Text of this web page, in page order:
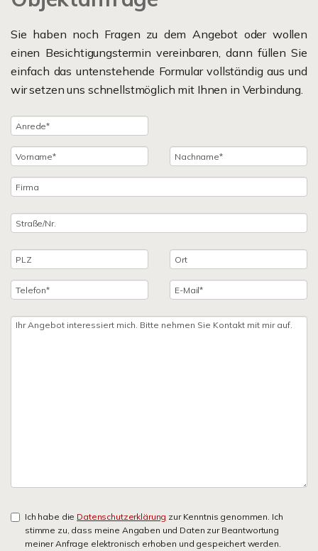
Sie haben noch Fragen zu dem Angebot oder wollen
einen Besichtigungstermin vereinbaren, dann füllen Sie
einfach das untenstehende Formular vollständig aus und
wir setzen uns schnellstmöglich mit Ihnen in Verbindung.
Ich habe die Datenschutzerklärung zur Kenntnis genommen. Ich
stimme zu, dass meine Angaben und Daten zur Beantwortung
meiner Anfrage elektronisch erhoben und gespeichert werden.